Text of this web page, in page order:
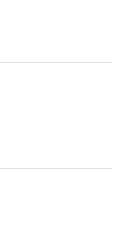
джуки и силикон